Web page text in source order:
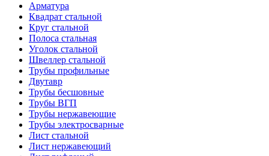
Арматура
Квадрат стальной
Круг стальной
Полоса стальная
Уголок стальной
Швеллер стальной
Трубы профильные
Двутавр
Трубы бесшовные
Трубы ВГП
Трубы нержавеющие
Трубы электросварные
Лист стальной
Лист нержавеющий